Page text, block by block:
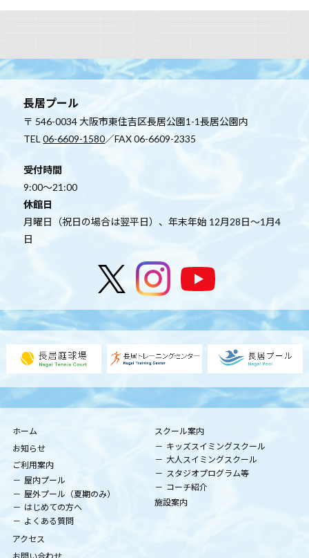
長居プール
〒 546-0034 大阪市東住吉区長居公園1-1長居公園内
TEL06-6609-1580／FAX 06-6609-2335
受付時間
9:00～21:00
休館日
月曜日（祝日の場合は翌平日）、年末年始 12月28日～1月4
日
ホーム
お知らせ
ご利用案内
屋内プール
屋外プール（夏期のみ）
はじめての方へ
よくある質問
スクール案内
キッズスイミングスクール
大人スイミングスクール
スタジオプログラム等
コーチ紹介
施設案内
アクセス